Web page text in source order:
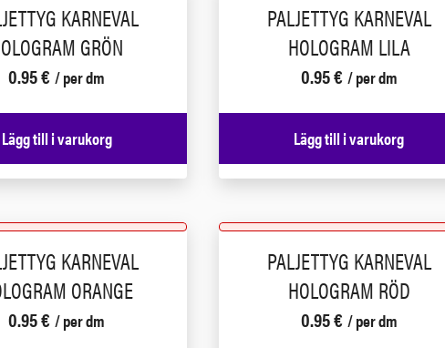
KARNEVAL
GRÖN
0.95€ / per dm
Lägg till i varukorg
PALJETTYG KARNEVAL
HOLOGRAM LILA
0.95€ / per dm
Lägg till i varukorg
KARNEVAL
ORANGE
0.95€ / per dm
PALJETTYG KARNEVAL
HOLOGRAM RÖD
0.95€ / per dm